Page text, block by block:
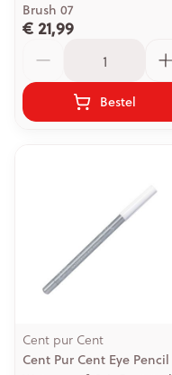
Brush 07
€ 21,99
Bestel
Cent pur Cent
Cent Pur Cent Eye Pencil